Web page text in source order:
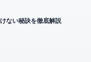
ない秘訣を徹底解説